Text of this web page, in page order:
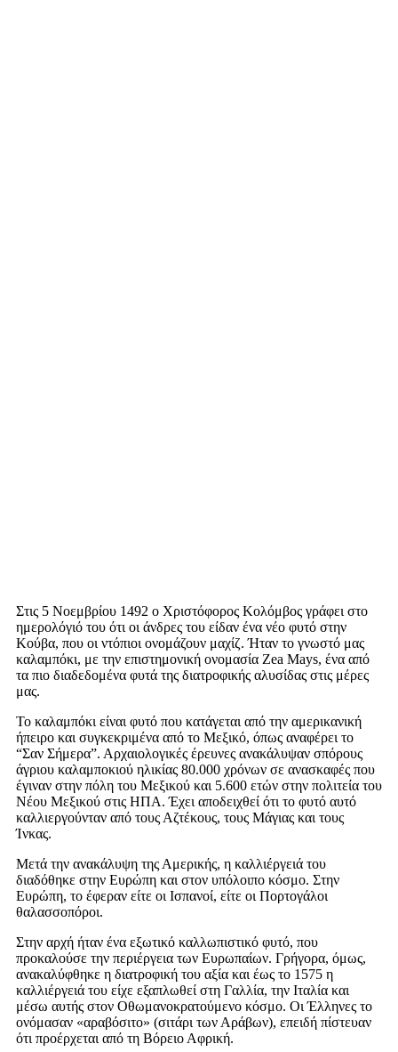
Στις 5 Νοεμβρίου 1492 ο Χριστόφορος Κολόμβος γράφει στο
ημερολόγιό του ότι οι άνδρες του είδαν ένα νέο φυτό στην
Κούβα, που οι ντόπιοι ονομάζουν μαχίζ. Ήταν το γνωστό μας
καλαμπόκι, με την επιστημονική ονομασία Zea Mays, ένα από
τα πιο διαδεδομένα φυτά της διατροφικής αλυσίδας στις μέρες
μας.
Το καλαμπόκι είναι φυτό που κατάγεται από την αμερικανική
ήπειρο και συγκεκριμένα από το Μεξικό, όπως αναφέρει το
“Σαν Σήμερα”. Αρχαιολογικές έρευνες ανακάλυψαν σπόρους
άγριου καλαμποκιού ηλικίας 80.000 χρόνων σε ανασκαφές που
έγιναν στην πόλη του Μεξικού και 5.600 ετών στην πολιτεία του
Νέου Μεξικού στις ΗΠΑ. Έχει αποδειχθεί ότι το φυτό αυτό
καλλιεργούνταν από τους Αζτέκους, τους Μάγιας και τους
Ίνκας.
Μετά την ανακάλυψη της Αμερικής, η καλλιέργειά του
διαδόθηκε στην Ευρώπη και στον υπόλοιπο κόσμο. Στην
Ευρώπη, το έφεραν είτε οι Ισπανοί, είτε οι Πορτογάλοι
θαλασσοπόροι.
Στην αρχή ήταν ένα εξωτικό καλλωπιστικό φυτό, που
προκαλούσε την περιέργεια των Ευρωπαίων. Γρήγορα, όμως,
ανακαλύφθηκε η διατροφική του αξία και έως το 1575 η
καλλιέργειά του είχε εξαπλωθεί στη Γαλλία, την Ιταλία και
μέσω αυτής στον Οθωμανοκρατούμενο κόσμο. Οι Έλληνες το
ονόμασαν «αραβόσιτο» (σιτάρι των Αράβων), επειδή πίστευαν
ότι προέρχεται από τη Βόρειο Αφρική.